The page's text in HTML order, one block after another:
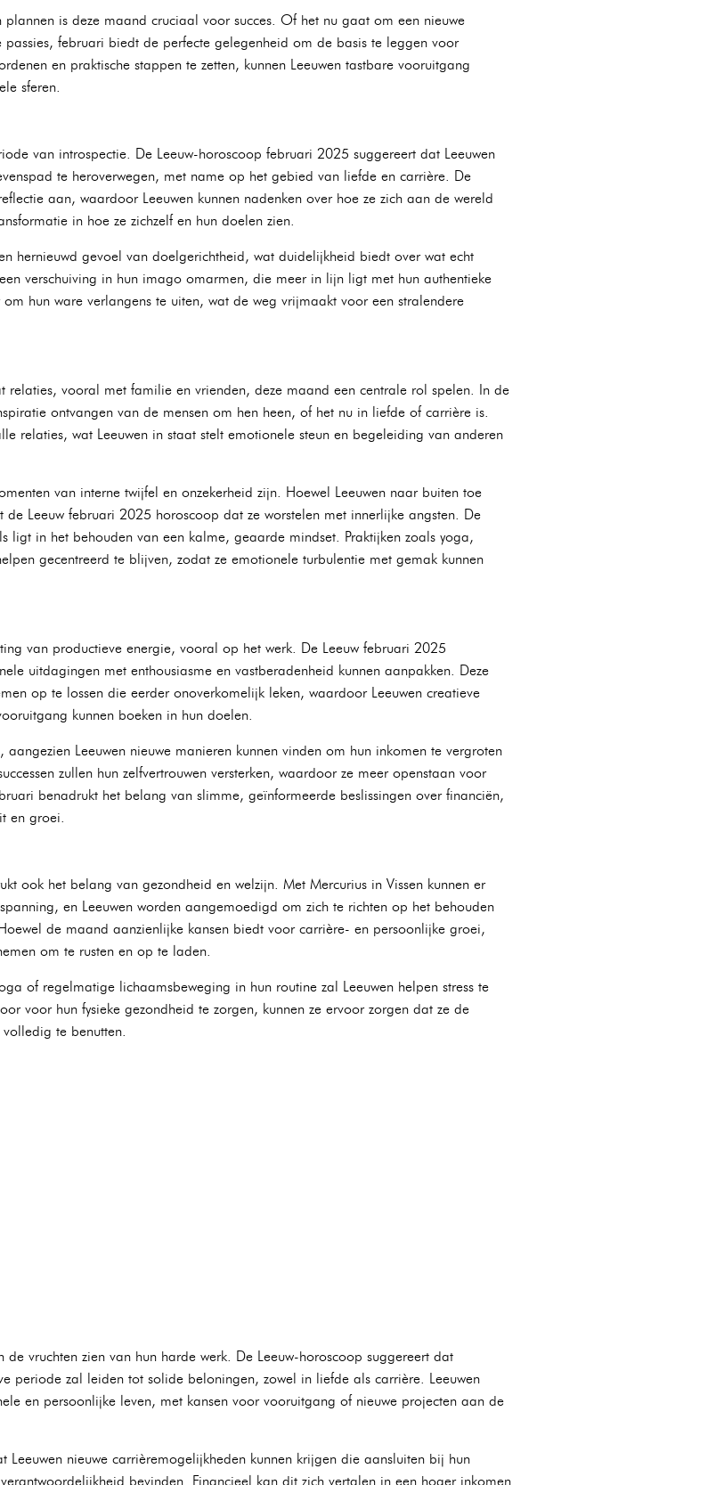
plannen is deze maand cruciaal voor succes. Of het nu gaat om een nieuwe
passies, februari biedt de perfecte gelegenheid om de basis te leggen voor
en praktische stappen te zetten, kunnen Leeuwen tastbare vooruitgang
sferen.
van introspectie. De Leeuw-horoscoop februari 2025 suggereert dat Leeuwen
te heroverwegen, met name op het gebied van liefde en carrière. De
aan, waardoor Leeuwen kunnen nadenken over hoe ze zich aan de wereld
in hoe ze zichzelf en hun doelen zien.
hernieuwd gevoel van doelgerichtheid, wat duidelijkheid biedt over wat echt
verschuiving in hun imago omarmen, die meer in lijn ligt met hun authentieke
hun ware verlangens te uiten, wat de weg vrijmaakt voor een stralendere
relaties, vooral met familie en vrienden, deze maand een centrale rol spelen. In de
ontvangen van de mensen om hen heen, of het nu in liefde of carrière is.
relaties, wat Leeuwen in staat stelt emotionele steun en begeleiding van anderen
van interne twijfel en onzekerheid zijn. Hoewel Leeuwen naar buiten toe
de Leeuw februari 2025 horoscoop dat ze worstelen met innerlijke angsten. De
ligt in het behouden van een kalme, geaarde mindset. Praktijken zoals yoga,
gecentreerd te blijven, zodat ze emotionele turbulentie met gemak kunnen
van productieve energie, vooral op het werk. De Leeuw februari 2025
uitdagingen met enthousiasme en vastberadenheid kunnen aanpakken. Deze
op te lossen die eerder onoverkomelijk leken, waardoor Leeuwen creatieve
kunnen boeken in hun doelen.
Leeuwen nieuwe manieren kunnen vinden om hun inkomen te vergroten
zullen hun zelfvertrouwen versterken, waardoor ze meer openstaan voor
benadrukt het belang van slimme, geïnformeerde beslissingen over financiën,
en groei.
ook het belang van gezondheid en welzijn. Met Mercurius in Vissen kunnen er
en Leeuwen worden aangemoedigd om zich te richten op het behouden
de maand aanzienlijke kansen biedt voor carrière- en persoonlijke groei,
om te rusten en op te laden.
of regelmatige lichaamsbeweging in hun routine zal Leeuwen helpen stress te
voor hun fysieke gezondheid te zorgen, kunnen ze ervoor zorgen dat ze de
te benutten.
de vruchten zien van hun harde werk. De Leeuw-horoscoop suggereert dat
periode zal leiden tot solide beloningen, zowel in liefde als carrière. Leeuwen
en persoonlijke leven, met kansen voor vooruitgang of nieuwe projecten aan de
Leeuwen nieuwe carrièremogelijkheden kunnen krijgen die aansluiten bij hun
bevinden. Financieel kan dit zich vertalen in een hoger inkomen